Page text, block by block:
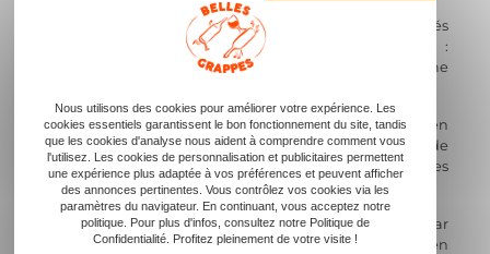
Chez Belles Grappes°, nos vins sans alcool sont élaborés
selon les mêmes principes que les vins classiques :
fermentation alcoolique, mêmes cépages, même
L’alcool est généralement retiré avant la mise en
bouteille, par un procédé de désalcoolisation sous vide
(dite à froid), qui préserve au maximum les
caractéristiques du vin de départ.
Le résultat donne une boisson au goût distinct, car
l’absence d’alcool modifie naturellement la perception en
Nous utilisons des cookies pour améliorer votre expérience. Les
cookies essentiels garantissent le bon fonctionnement du site, tandis
que les cookies d'analyse nous aident à comprendre comment vous
l'utilisez. Les cookies de personnalisation et publicitaires permettent
une expérience plus adaptée à vos préférences et peuvent afficher
des annonces pertinentes. Vous contrôlez vos cookies via les
paramètres du navigateur. En continuant, vous acceptez notre
politique. Pour plus d'infos, consultez notre Politique de
Confidentialité. Profitez pleinement de votre visite !